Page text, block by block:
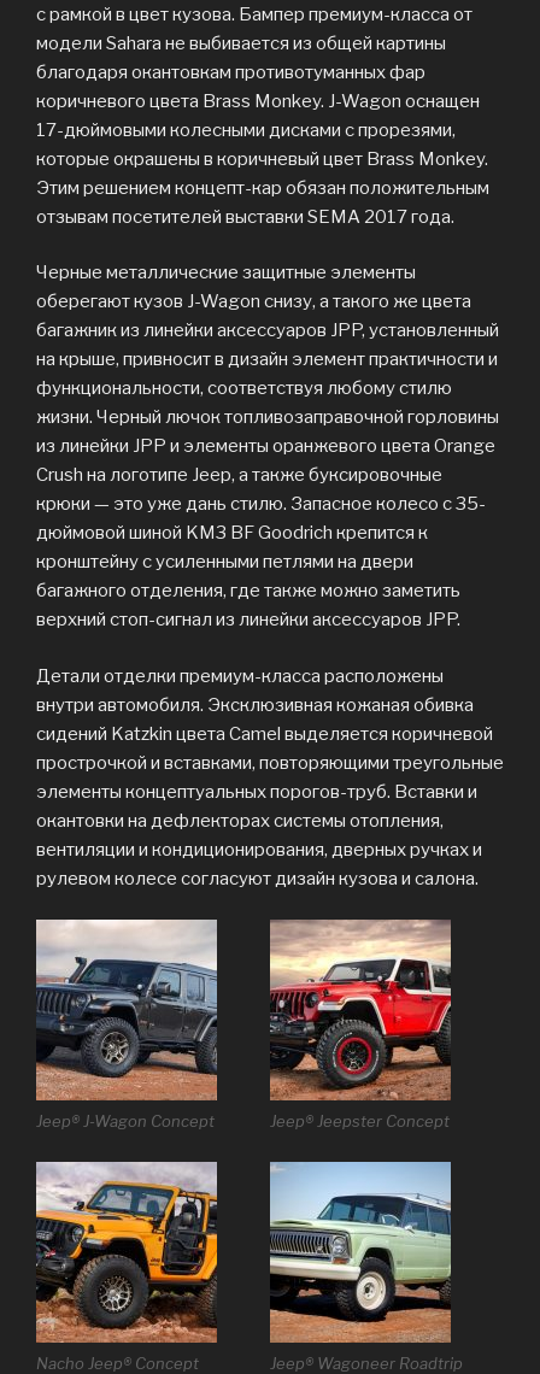
с рамкой в цвет кузова. Бампер премиум-класса от
модели Sahara не выбивается из общей картины
благодаря окантовкам противотуманных фар
коричневого цвета Brass Monkey. J-Wagon оснащен
17-дюймовыми колесными дисками с прорезями,
которые окрашены в коричневый цвет Brass Monkey.
Этим решением концепт-кар обязан положительным
отзывам посетителей выставки SEMA 2017 года.
Черные металлические защитные элементы
оберегают кузов J-Wagon снизу, а такого же цвета
багажник из линейки аксессуаров JPP, установленный
на крыше, привносит в дизайн элемент практичности и
функциональности, соответствуя любому стилю
жизни. Черный лючок топливозаправочной горловины
из линейки JPP и элементы оранжевого цвета Orange
Crush на логотипе Jeep, а также буксировочные
крюки — это уже дань стилю. Запасное колесо с 35-
дюймовой шиной KM3 BF Goodrich крепится к
кронштейну с усиленными петлями на двери
багажного отделения, где также можно заметить
верхний стоп-сигнал из линейки аксессуаров JPP.
Детали отделки премиум-класса расположены
внутри автомобиля. Эксклюзивная кожаная обивка
сидений Katzkin цвета Camel выделяется коричневой
прострочкой и вставками, повторяющими треугольные
элементы концептуальных порогов-труб. Вставки и
окантовки на дефлекторах системы отопления,
вентиляции и кондиционирования, дверных ручках и
рулевом колесе согласуют дизайн кузова и салона.
Jeep® J-Wagon Concept Jeep® Jeepster Concept
Nacho Jeep® Concept
Jeep® Wagoneer Roadtrip